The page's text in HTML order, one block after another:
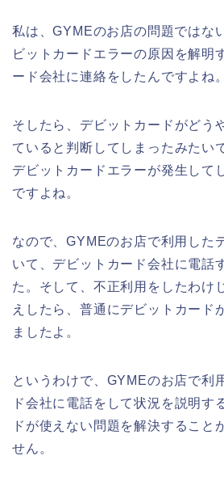
私は、GYMEのお店の問題ではな
ビットカードエラーの原因を解明
ード会社に連絡をしたんですよね。
そしたら、デビットカードがどう
ていると判断してしまったみたい
デビットカードエラーが発生して
ですよね。
なので、GYMEのお店で利用した
いて、デビットカード会社に電話
た。そして、不正利用をしたわけ
えしたら、普通にデビットカード
ましたよ。
というわけで、GYMEのお店で利
ド会社に電話をして状況を説明す
ドが使えない問題を解決すること
せん。